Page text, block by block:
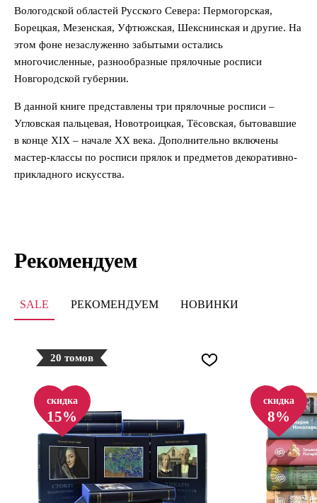
Вологодской областей Русского Севера: Пермогорская,
Борецкая, Мезенская, Уфтюжская, Шекснинская и другие. На
этом фоне незаслуженно забытыми остались
многочисленные, разнообразные прялочные росписи
Новгородской губернии.
В данной книге представлены три прялочные росписи –
Угловская пальцевая, Новотроицкая, Тёсовская, бытовавшие
в конце XIX – начале XX века. Дополнительно включены
мастер-классы по росписи прялок и предметов декоративно-
прикладного искусства.
Рекомендуем
SALE РЕКОМЕНДУЕМ НОВИНКИ
20 томов
скидка
15%
скидка
8%